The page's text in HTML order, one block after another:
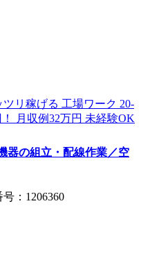
器の組立・配線作業／空
：1206360